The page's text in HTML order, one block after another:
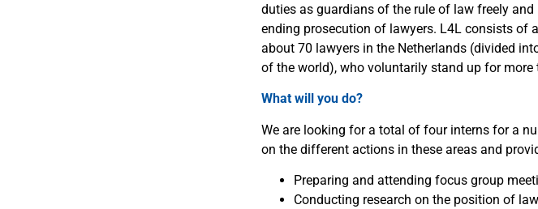
duties as guardians of the rule of law freely
ending prosecution of lawyers. L4L consists of
about 70 lawyers in the Netherlands (divided
of the world), who voluntarily stand up for
What will you do?
We are looking for a total of four interns for a
on the different actions in these areas and
Preparing and attending focus group
Conducting research on the position of